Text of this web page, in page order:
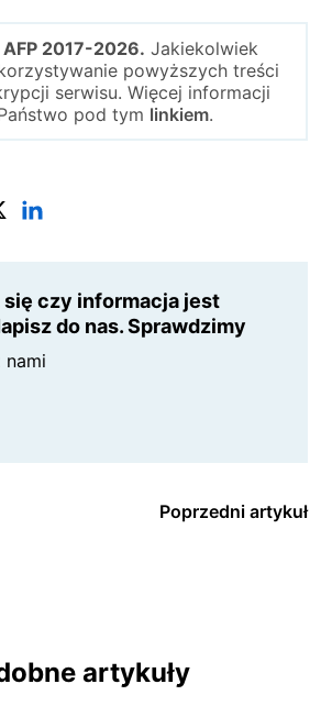
2017-2026. Jakiekolwiek
powyższych treści
serwisu. Więcej informacji
pod tym linkiem.
się czy informacja jest
do nas. Sprawdzimy
nami
Poprzedni artykuł
artykuły